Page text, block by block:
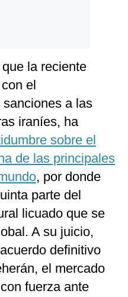
la reciente
el
a las
iraníes, ha
sobre el
de las principales
, por donde
parte del
licuado que se
A su juicio,
definitivo
el mercado
fuerza ante